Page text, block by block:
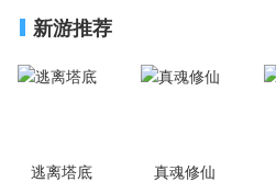
新游推荐
逃离塔底
真魂修仙